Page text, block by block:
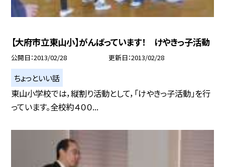
【大府市立東山小】がんばっています！ けやきっ子活動
公開日 2013/02/28 更新日 2013/02/28
ちょっといい話
東山小学校では，縦割り活動として，「けやきっ子活動」を行
っています。全校約４００...